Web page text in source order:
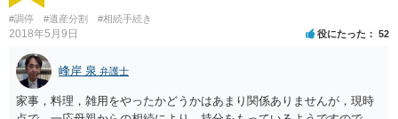
#調停 #遺産分割 #相続手続き
2018年5月9日 役にたった 52
峰岸 泉 弁護士
家事，料理，雑用をやったかどうかはあまり関係ありませんが，現時